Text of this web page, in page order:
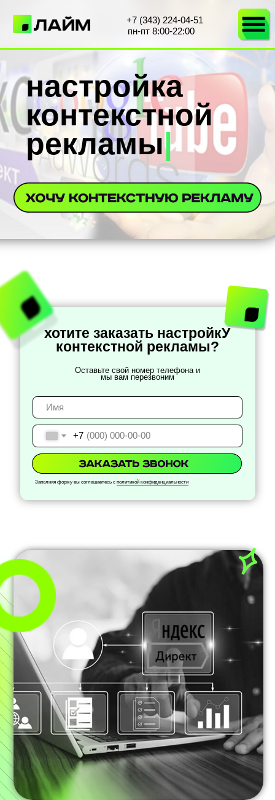
+7 (343) 224-04-51
пн-пт 8:00-22:00
контекстной
рекламы|
хотите заказать настройкУ
контекстной рекламы?
Оставьте свой номер телефона и
настройка контекстной
рекламы
+7
Заполняя форму вы соглашаетесь сполитикой конфиденциальности